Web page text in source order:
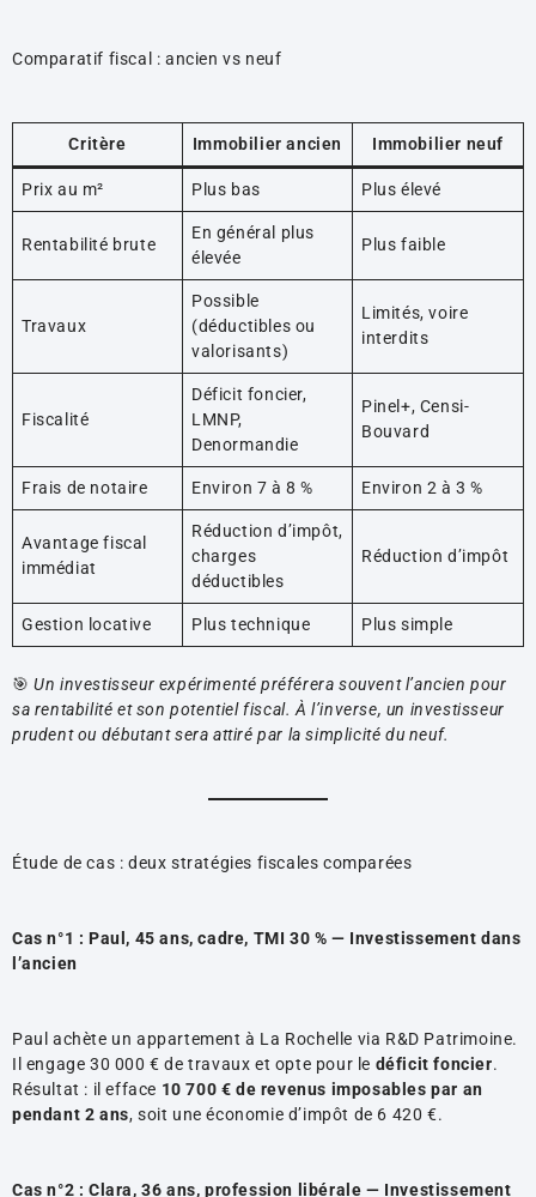
Comparatif fiscal : ancien vs neuf
Critère Immobilier ancien Immobilier neuf
Prix au m² Plus bas Plus élevé
Rentabilité brute
En général plus
élevée
Plus faible
Travaux
Possible
(déductibles ou
valorisants)
Limités, voire
interdits
Fiscalité
Déficit foncier,
LMNP,
Denormandie
Pinel+, Censi-
Bouvard
Frais de notaire Environ 7 à 8 % Environ 2 à 3 %
Avantage fiscal
immédiat
Réduction d’impôt,
charges
déductibles
Réduction d’impôt
Gestion locative Plus technique Plus simple
🎯Un investisseur expérimenté préférera souvent l’ancien pour
sa rentabilité et son potentiel fiscal. À l’inverse, un investisseur
prudent ou débutant sera attiré par la simplicité du neuf.
Étude de cas : deux stratégies fiscales comparées
Cas n°1 : Paul, 45 ans, cadre, TMI 30 % — Investissement dans
l’ancien
Paul achète un appartement à La Rochelle via R&D Patrimoine.
Il engage 30 000 € de travaux et opte pour le déficit foncier.
Résultat : il efface 10 700 € de revenus imposables par an
pendant 2 ans, soit une économie d’impôt de 6 420 €.
Cas n°2 : Clara, 36 ans, profession libérale — Investissement